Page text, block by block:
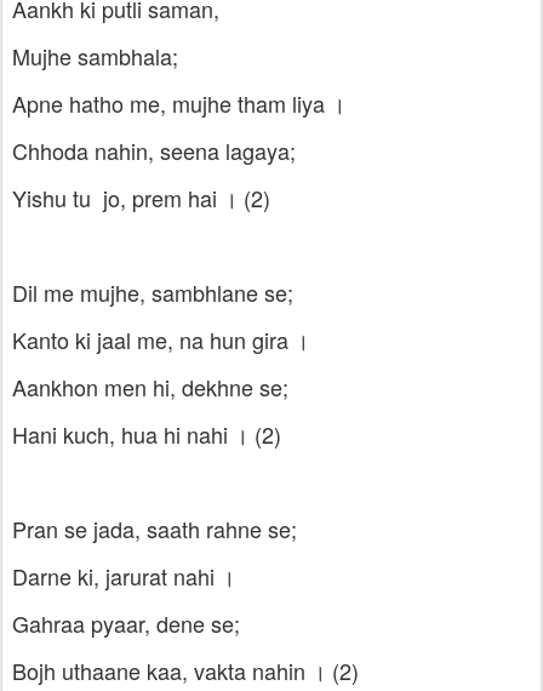
Aankh ki putli saman,
Mujhe sambhala;
Apne hatho me, mujhe tham liya ।
Chhoda nahin, seena lagaya;
Yishu tu jo, prem hai । (2)
Dil me mujhe, sambhlane se;
Kanto ki jaal me, na hun gira ।
Aankhon men hi, dekhne se;
Hani kuch, hua hi nahi । (2)
Pran se jada, saath rahne se;
Darne ki, jarurat nahi ।
Gahraa pyaar, dene se;
Bojh uthaane kaa, vakta nahin । (2)